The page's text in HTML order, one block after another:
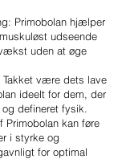
Primobolan hjælper
udseende
uden at øge
være dets lave
ideelt for dem, der
defineret fysik.
Primobolan kan føre
i styrke og
for optimal